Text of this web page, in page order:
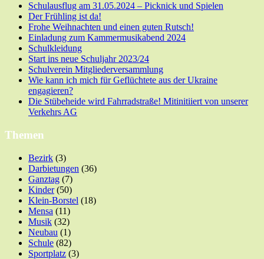
Schulausflug am 31.05.2024 – Picknick und Spielen
Der Frühling ist da!
Frohe Weihnachten und einen guten Rutsch!
Einladung zum Kammermusikabend 2024
Schulkleidung
Start ins neue Schuljahr 2023/24
Schulverein Mitgliederversammlung
Wie kann ich mich für Geflüchtete aus der Ukraine
engagieren?
Die Stübeheide wird Fahrradstraße! Mitinitiiert von unserer
Verkehrs AG
Themen
Bezirk (3)
Darbietungen (36)
Ganztag (7)
Kinder(50)
Klein-Borstel (18)
Mensa (11)
Musik (32)
Neubau (1)
Schule (82)
Sportplatz (3)